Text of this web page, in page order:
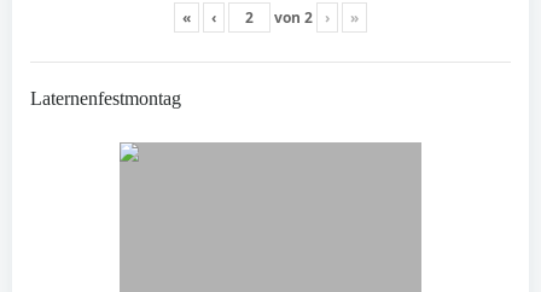
« ‹ von 2 › »
Laternenfestmontag